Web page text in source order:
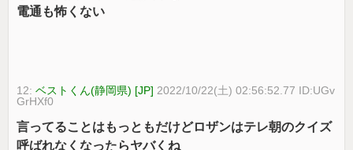
電通も怖くない
12:ベストくん(静岡県) [JP] 2022/10/22(土) 02:56:52.77 ID:UGv
GrHXf0
言ってることはもっともだけどロザンはテレ朝のクイズ
呼ばれなくなったらヤバくね